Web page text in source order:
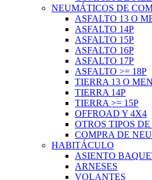
NEUMÁTICOS DE
ASFALTO 13 O
ASFALTO 14P
ASFALTO 15P
ASFALTO 16P
ASFALTO 17P
ASFALTO >= 18P
TIERRA 13 O
TIERRA 14P
TIERRA >= 15P
OFFROAD Y 4X4
OTROS TIPOS
COMPRA DE
HABITÁCULO
ASIENTO
ARNESES
VOLANTES